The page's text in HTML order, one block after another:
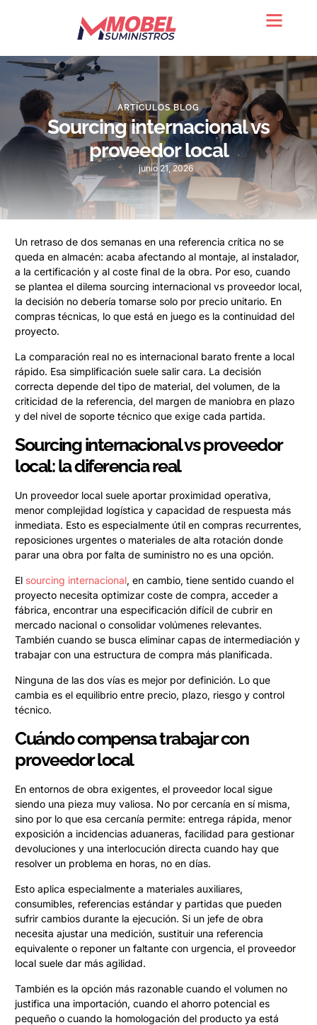
ARTÍCULOS BLOG
Sourcing internacional vs
proveedor local
junio 21, 2026
Un retraso de dos semanas en una referencia crítica no se
queda en almacén: acaba afectando al montaje, al instalador,
a la certificación y al coste final de la obra. Por eso, cuando
se plantea el dilema sourcing internacional vs proveedor local,
la decisión no debería tomarse solo por precio unitario. En
compras técnicas, lo que está en juego es la continuidad del
proyecto.
La comparación real no es internacional barato frente a local
rápido. Esa simplificación suele salir cara. La decisión
correcta depende del tipo de material, del volumen, de la
criticidad de la referencia, del margen de maniobra en plazo
y del nivel de soporte técnico que exige cada partida.
Sourcing internacional vs proveedor
local: la diferencia real
Un proveedor local suele aportar proximidad operativa,
menor complejidad logística y capacidad de respuesta más
inmediata. Esto es especialmente útil en compras recurrentes,
reposiciones urgentes o materiales de alta rotación donde
parar una obra por falta de suministro no es una opción.
El sourcing internacional, en cambio, tiene sentido cuando el
proyecto necesita optimizar coste de compra, acceder a
fábrica, encontrar una especificación difícil de cubrir en
mercado nacional o consolidar volúmenes relevantes.
También cuando se busca eliminar capas de intermediación y
trabajar con una estructura de compra más planificada.
Ninguna de las dos vías es mejor por definición. Lo que
cambia es el equilibrio entre precio, plazo, riesgo y control
técnico.
Cuándo compensa trabajar con
proveedor local
En entornos de obra exigentes, el proveedor local sigue
siendo una pieza muy valiosa. No por cercanía en sí misma,
sino por lo que esa cercanía permite: entrega rápida, menor
exposición a incidencias aduaneras, facilidad para gestionar
devoluciones y una interlocución directa cuando hay que
resolver un problema en horas, no en días.
Esto aplica especialmente a materiales auxiliares,
consumibles, referencias estándar y partidas que pueden
sufrir cambios durante la ejecución. Si un jefe de obra
necesita ajustar una medición, sustituir una referencia
equivalente o reponer un faltante con urgencia, el proveedor
local suele dar más agilidad.
También es la opción más razonable cuando el volumen no
justifica una importación, cuando el ahorro potencial es
pequeño o cuando la homologación del producto ya está